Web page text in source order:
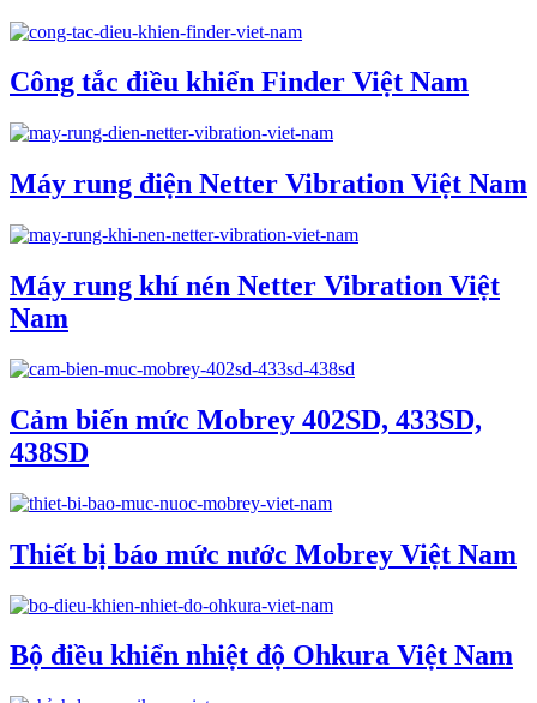
Công tắc điều khiển Finder Việt Nam
Máy rung điện Netter Vibration Việt Nam
Máy rung khí nén Netter Vibration Việt
Nam
Cảm biến mức Mobrey 402SD, 433SD,
438SD
Thiết bị báo mức nước Mobrey Việt Nam
Bộ điều khiển nhiệt độ Ohkura Việt Nam